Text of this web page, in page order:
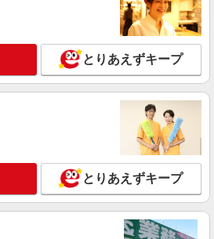
詳細を見る
NEW
夜勤専従＊日収4.1万円〜！高時給
2300円〜2875円 ＜日払い有/週払い有/交
給(ガソリン代含む)＞
屋市千種区
詳細を見る
とりあえずキープ
とりあえずキープ